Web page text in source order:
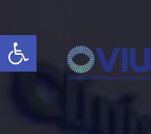
Abrir barra de herramientas